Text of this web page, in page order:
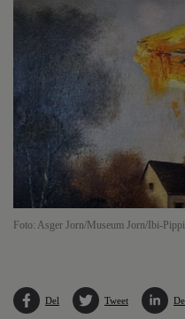
Foto: Asger Jorn/Museum Jorn/Ibi-Pippi
Del Tweet Del